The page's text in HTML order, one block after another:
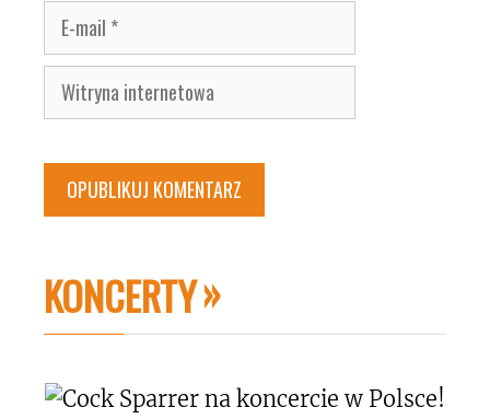
E-
mail
Witryna
internetowa
KONCERTY